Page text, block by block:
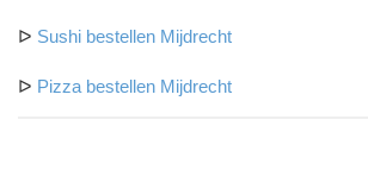
ᐅ Sushi bestellen Mijdrecht
ᐅ Pizza bestellen Mijdrecht